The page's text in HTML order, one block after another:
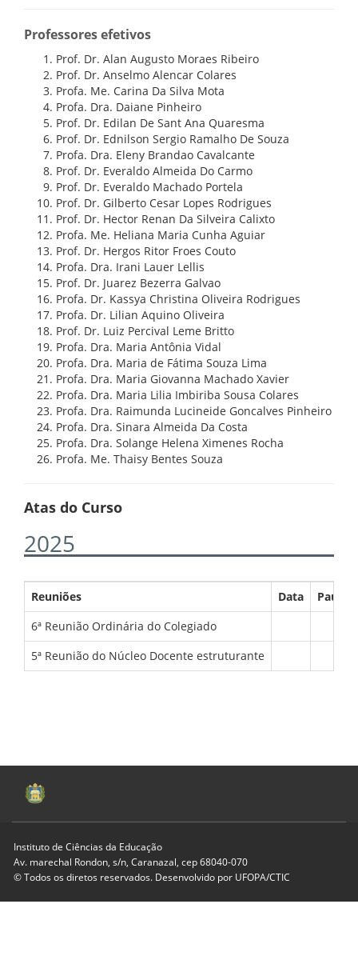
Professores efetivos
Prof. Dr. Alan Augusto Moraes Ribeiro
Prof. Dr. Anselmo Alencar Colares
Profa. Me. Carina Da Silva Mota
Profa. Dra. Daiane Pinheiro
Prof. Dr. Edilan De Sant Ana Quaresma
Prof. Dr. Ednilson Sergio Ramalho De Souza
Profa. Dra. Eleny Brandao Cavalcante
Prof. Dr. Everaldo Almeida Do Carmo
Prof. Dr. Everaldo Machado Portela
Prof. Dr. Gilberto Cesar Lopes Rodrigues
Prof. Dr. Hector Renan Da Silveira Calixto
Profa. Me. Heliana Maria Cunha Aguiar
Prof. Dr. Hergos Ritor Froes Couto
Profa. Dra. Irani Lauer Lellis
Prof. Dr. Juarez Bezerra Galvao
Profa. Dr. Kassya Christina Oliveira Rodrigues
Profa. Dr. Lilian Aquino Oliveira
Prof. Dr. Luiz Percival Leme Britto
Profa. Dra. Maria Antônia Vidal
Profa. Dra. Maria de Fátima Souza Lima
Profa. Dra. Maria Giovanna Machado Xavier
Profa. Dra. Maria Lilia Imbiriba Sousa Colares
Profa. Dra. Raimunda Lucineide Goncalves Pinheiro
Profa. Dra. Sinara Almeida Da Costa
Profa. Dra. Solange Helena Ximenes Rocha
Profa. Me. Thaisy Bentes Souza
Atas do Curso
2025
Reuniões Data
Pauta
6ª Reunião Ordinária do Colegiado
5ª Reunião do Núcleo Docente estruturante
Instituto de Ciências da Educação
Av. marechal Rondon, s/n, Caranazal, cep 68040-070
© Todos os diretos reservados. Desenvolvido por UFOPA/CTIC